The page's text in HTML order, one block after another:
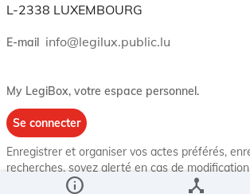
info device_hub
L-2338 LUXEMBOURG
E-mail info@legilux.public.lu
My LegiBox, votre espace personnel.
Se connecter
Enregistrer et organiser vos actes préférés,
recherches, soyez alerté en cas de
qui vous intéresse.